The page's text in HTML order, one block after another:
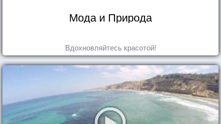
Мода и Природа
Вдохновляйтесь красотой!